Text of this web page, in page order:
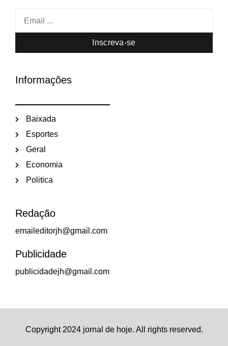
Inscreva-se
Informações
Baixada
Esportes
Geral
Economia
Politica
Redação
emaileditorjh@gmail.com
Publicidade
publicidadejh@gmail.com
Copyright 2024 jornal de hoje. All rights reserved.